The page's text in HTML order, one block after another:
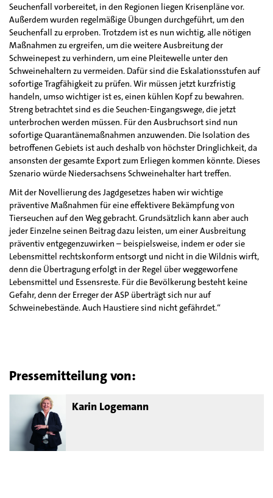
Seuchenfall vorbereitet, in den Regionen liegen Krisenpläne vor.
Außerdem wurden regelmäßige Übungen durchgeführt, um den
Seuchenfall zu erproben. Trotzdem ist es nun wichtig, alle nötigen
Maßnahmen zu ergreifen, um die weitere Ausbreitung der
Schweinepest zu verhindern, um eine Pleitewelle unter den
Schweinehaltern zu vermeiden. Dafür sind die Eskalationsstufen auf
sofortige Tragfähigkeit zu prüfen. Wir müssen jetzt kurzfristig
handeln, umso wichtiger ist es, einen kühlen Kopf zu bewahren.
Streng betrachtet sind es die Seuchen-Eingangswege, die jetzt
unterbrochen werden müssen. Für den Ausbruchsort sind nun
sofortige Quarantänemaßnahmen anzuwenden. Die Isolation des
betroffenen Gebiets ist auch deshalb von höchster Dringlichkeit, da
ansonsten der gesamte Export zum Erliegen kommen könnte. Dieses
Szenario würde Niedersachsens Schweinehalter hart treffen.
Mit der Novellierung des Jagdgesetzes haben wir wichtige
präventive Maßnahmen für eine effektivere Bekämpfung von
Tierseuchen auf den Weg gebracht. Grundsätzlich kann aber auch
jeder Einzelne seinen Beitrag dazu leisten, um einer Ausbreitung
präventiv entgegenzuwirken – beispielsweise, indem er oder sie
Lebensmittel rechtskonform entsorgt und nicht in die Wildnis wirft,
denn die Übertragung erfolgt in der Regel über weggeworfene
Lebensmittel und Essensreste. Für die Bevölkerung besteht keine
Gefahr, denn der Erreger der ASP überträgt sich nur auf
Schweinebestände. Auch Haustiere sind nicht gefährdet.“
Pressemitteilung von:
Karin Logemann